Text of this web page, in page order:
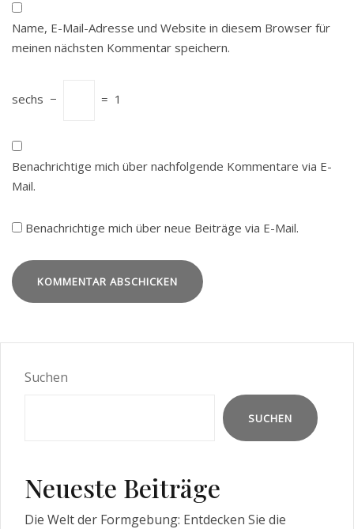
Name, E-Mail-Adresse und Website in diesem Browser für
meinen nächsten Kommentar speichern.
sechs − = 1
Benachrichtige mich über nachfolgende Kommentare via E-
Mail.
Benachrichtige mich über neue Beiträge via E-Mail.
Suchen
SUCHEN
Neueste Beiträge
Die Welt der Formgebung: Entdecken Sie die